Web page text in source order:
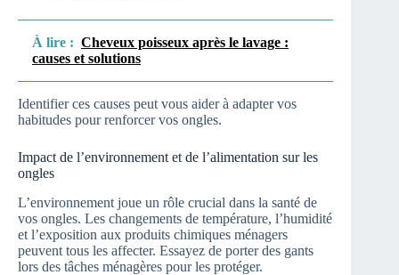
À lire : Cheveux poisseux après le lavage :
causes et solutions
Identifier ces causes peut vous aider à adapter vos
habitudes pour renforcer vos ongles.
Impact de l’environnement et de l’alimentation sur les
ongles
L’environnement joue un rôle crucial dans la santé de
vos ongles. Les changements de température, l’humidité
et l’exposition aux produits chimiques ménagers
peuvent tous les affecter. Essayez de porter des gants
lors des tâches ménagères pour les protéger.